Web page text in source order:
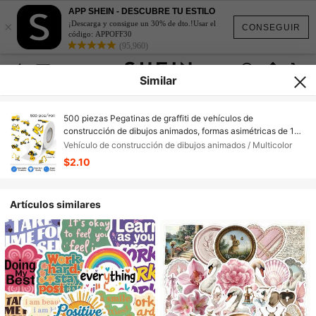
CONSEGUIR
×
APP SHEIN - DESCUBRE TU ESTILO
¡Descarga y consigue un 30% de dto.!Usar el
código: APPOFF30
(95,960)
Similar
500 piezas Pegatinas de graffiti de vehículos de
construcción de dibujos animados, formas asimétricas de 1
pulgada, 10 patrones de dibujos animados surtidos, pegatinas
de PVC resistentes al agua, recompensas de maestros de
vuelta a la escuela, decoración de suministros de oficina,
Vehículo de construcción de dibujos animados / Multicolor
$2.10
Artículos similares